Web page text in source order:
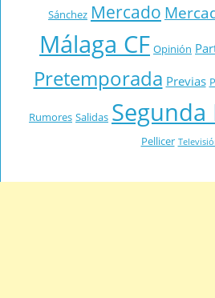
Sánchez Mercado
Málaga CF Opinión
Pretemporada Previas
Rumores Salidas Segunda
Pellicer